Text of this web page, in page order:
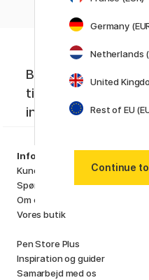
Bliv medlem af Pen
tilbud, de seneste
inspiration.
Information
Kundeservice
Spørgsmål og svar
Om os
Vores butik
Pen Store Plus
Inspiration og guider
Samarbejd med os
Germany
Netherlands
United
Rest of EU
Continue to